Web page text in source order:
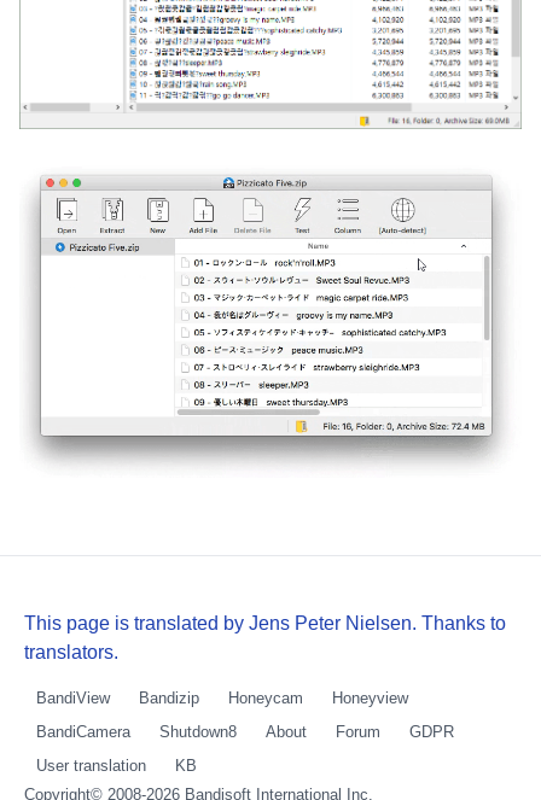
This page is translated by Jens Peter Nielsen. Thanks to
translators.
BandiView Bandizip Honeycam
Honeyview
BandiCamera
Shutdown8 About Forum
GDPR
User translation
KB
Copyright© 2008-2026 Bandisoft International Inc.